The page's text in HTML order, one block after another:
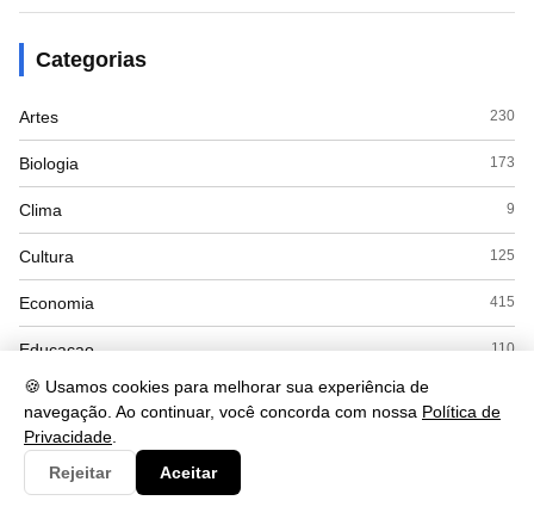
🍪 Usamos cookies para melhorar sua experiência de
navegação. Ao continuar, você concorda com nossa Política de
Privacidade
Rejeitar
Aceitar
Categorias
Artes 230
Biologia 173
Clima 9
Cultura 125
Economia 415
Educacao 110
ENEM
Espanhol
Esporte